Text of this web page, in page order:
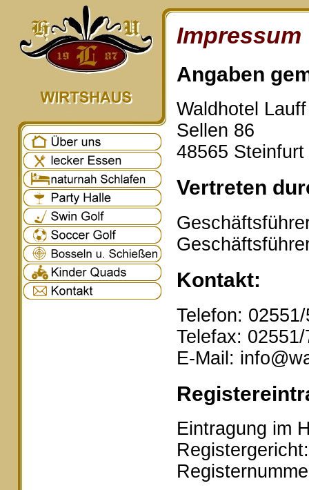
Impressum
Angaben
Waldhotel
Sellen 86
48565 Steinfurt
Vertreten
Kontakt:
Telefon:
Telefax:
E-Mail:
Eintragung im